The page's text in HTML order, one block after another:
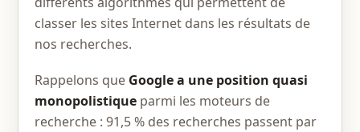
classer les sites Internet dans les résultats de
nos recherches.
Rappelons que Google a une position quasi
monopolistiqueparmi les moteurs de
recherche : 91,5 % des recherches passent par